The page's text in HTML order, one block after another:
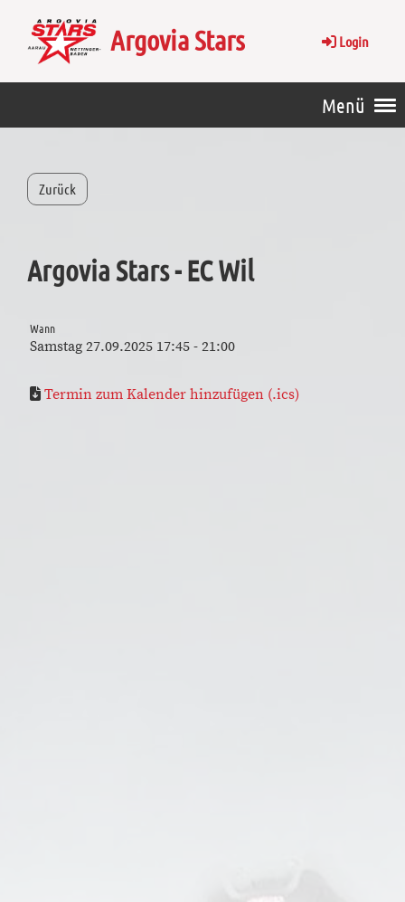
Argovia Stars Login
Menü
Zurück
Argovia Stars - EC Wil
Wann
Samstag 27.09.2025 17:45 - 21:00
Termin zum Kalender hinzufügen (.ics)